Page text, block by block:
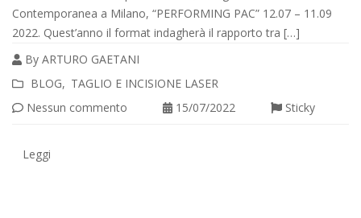
Contemporanea a Milano, “PERFORMING PAC” 12.07 – 11.09
2022. Quest’anno il format indagherà il rapporto tra […]
Leggi
tutto
By ARTURO GAETANI
BLOG
TAGLIO E INCISIONE LASER
Nessun commento
15/07/2022 Sticky
Leggi